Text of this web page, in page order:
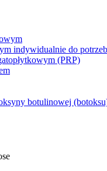
indywidualnie do
(PRP)
botulinowej